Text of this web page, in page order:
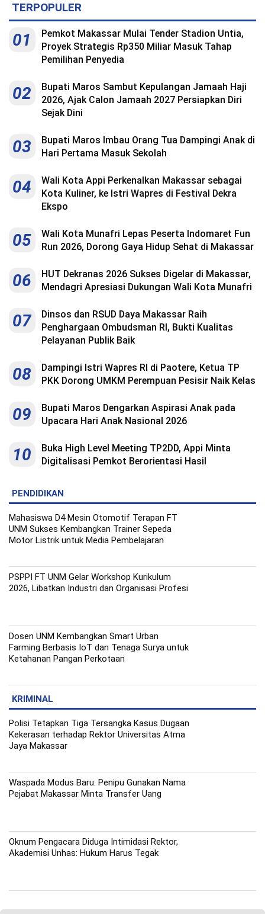
TERPOPULER
01
Pemkot Makassar Mulai Tender Stadion Untia,
Proyek Strategis Rp350 Miliar Masuk Tahap
Pemilihan Penyedia
02
Bupati Maros Sambut Kepulangan Jamaah Haji
2026, Ajak Calon Jamaah 2027 Persiapkan Diri
Sejak Dini
03
Bupati Maros Imbau Orang Tua Dampingi Anak di
Hari Pertama Masuk Sekolah
04
Wali Kota Appi Perkenalkan Makassar sebagai
Kota Kuliner, ke Istri Wapres di Festival Dekra
Ekspo
05
Wali Kota Munafri Lepas Peserta Indomaret Fun
Run 2026, Dorong Gaya Hidup Sehat di Makassar
06
HUT Dekranas 2026 Sukses Digelar di Makassar,
Mendagri Apresiasi Dukungan Wali Kota Munafri
07
Dinsos dan RSUD Daya Makassar Raih
Penghargaan Ombudsman RI, Bukti Kualitas
Pelayanan Publik Baik
08
Dampingi Istri Wapres RI di Paotere, Ketua TP
PKK Dorong UMKM Perempuan Pesisir Naik Kelas
09
Bupati Maros Dengarkan Aspirasi Anak pada
Upacara Hari Anak Nasional 2026
10
Buka High Level Meeting TP2DD, Appi Minta
Digitalisasi Pemkot Berorientasi Hasil
PENDIDIKAN
Mahasiswa D4 Mesin Otomotif Terapan FT
UNM Sukses Kembangkan Trainer Sepeda
Motor Listrik untuk Media Pembelajaran
PSPPI FT UNM Gelar Workshop Kurikulum
2026, Libatkan Industri dan Organisasi Profesi
Dosen UNM Kembangkan Smart Urban
Farming Berbasis IoT dan Tenaga Surya untuk
Ketahanan Pangan Perkotaan
KRIMINAL
Polisi Tetapkan Tiga Tersangka Kasus Dugaan
Kekerasan terhadap Rektor Universitas Atma
Jaya Makassar
Waspada Modus Baru: Penipu Gunakan Nama
Pejabat Makassar Minta Transfer Uang
Oknum Pengacara Diduga Intimidasi Rektor,
Akademisi Unhas: Hukum Harus Tegak